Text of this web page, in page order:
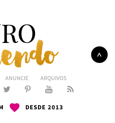
ANUNCIE ARQUIVOS
DESDE 2013